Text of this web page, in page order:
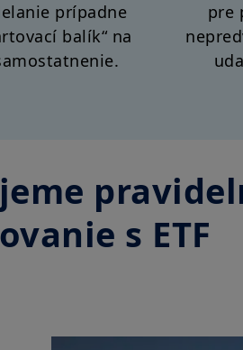
prípadne
balík“ na
pre
s ETF